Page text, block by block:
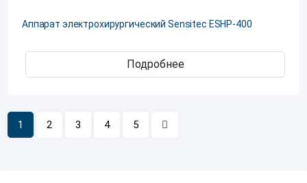
Аппарат электрохирургический Sensitec ESHP-400
Подробнее
1 2 3 4 5